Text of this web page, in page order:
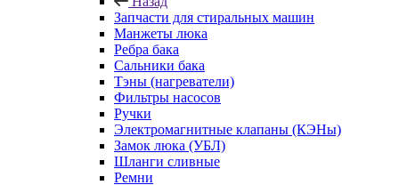
Запчасти для стиральных машин
Манжеты люка
Ребра бака
Сальники бака
Тэны (нагреватели)
Фильтры насосов
Ручки
Электромагнитные клапаны (КЭНы)
Замок люка (УБЛ)
Шланги сливные
Ремни